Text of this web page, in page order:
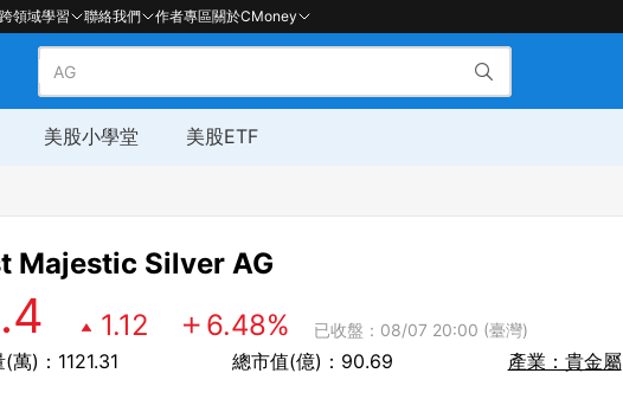
跨領域學習 聯絡我們 作者專區關於CMoney
美股小學堂 美股ETF
Majestic Silver AG
1.12 6.48% 已收盤：08/07 20:00 (臺灣)
萬)：1121.31 總市值(億)：90.69 產業：貴金屬